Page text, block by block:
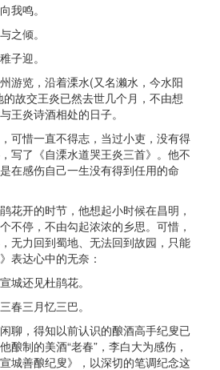
鸣。
倾。
迎。
览，沿着溧水(又名濑水，今水阳
故交王炎已然去世几个月，不由想
王炎诗酒相处的日子。
惜一直不得志，当过小吏，没有得
写了《自溧水道哭王炎三首》。他不
在感伤自己一生没有得到任用的命
开的时节，他想起小时候在昌明，
不停，不由勾起浓浓的乡思。可惜，
无力回到蜀地、无法回到故园，只能
表达心中的无奈：
还见杜鹃花。
三月忆三巴。
，得知以前认识的酿酒高手纪叟已
酿制的美酒“老春”，李白大为感伤，
城善酿纪叟》，以深切的笔调纪念这